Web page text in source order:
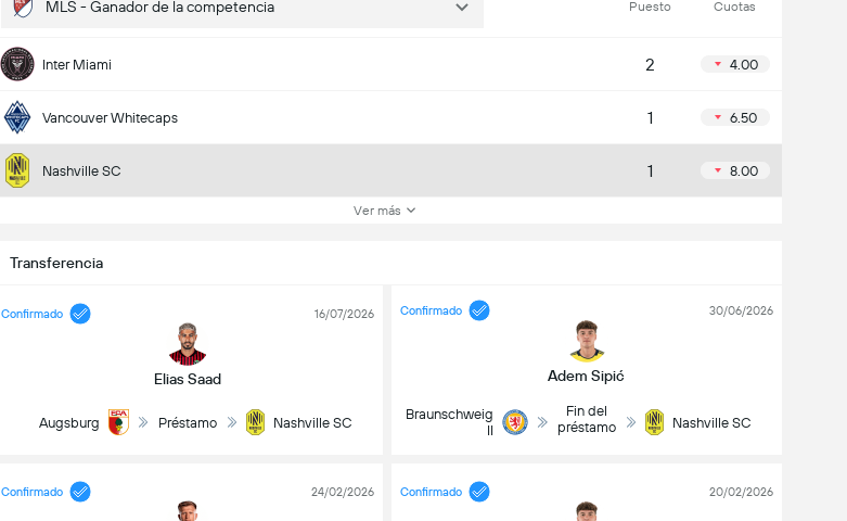
MLS - Ganador de la competencia Puesto Cuotas
Inter Miami 2 4.00
Vancouver Whitecaps 1 6.50
Nashville SC 1 8.00
Ver más
Transferencia
Confirmado
Elias Saad
16/07/2026
Augsburg Préstamo Nashville SC
Confirmado
Adem Sipić
30/06/2026
Braunschweig
II
Fin del
préstamo
Nashville SC
Confirmado 24/02/2026 Confirmado 20/02/2026